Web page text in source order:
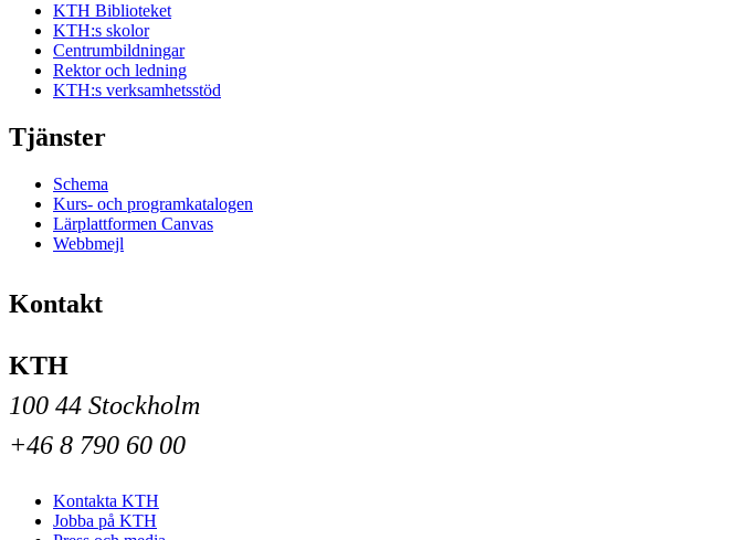
KTH Biblioteket
KTH:s skolor
Centrumbildningar
Rektor och ledning
KTH:s verksamhetsstöd
Tjänster
Schema
Kurs- och programkatalogen
Lärplattformen Canvas
Webbmejl
Kontakt
KTH
100 44 Stockholm
+46 8 790 60 00
Kontakta KTH
Jobba på KTH